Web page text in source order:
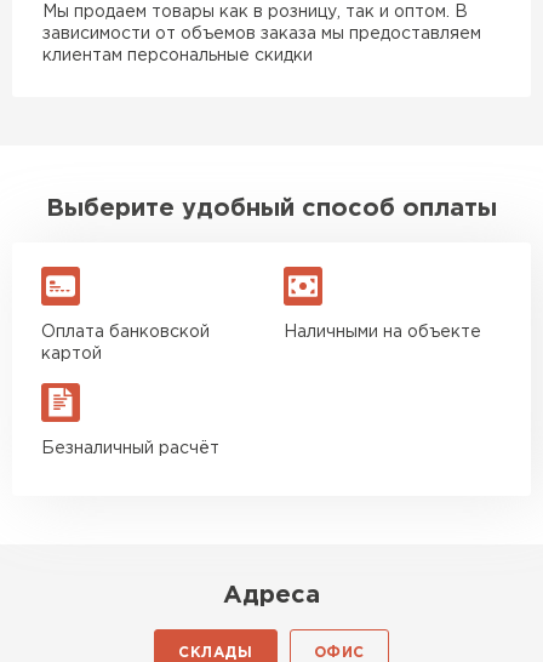
Мы продаем товары как в розницу, так и оптом. В
зависимости от объемов заказа мы предоставляем
клиентам персональные скидки
Выберите удобный способ оплаты
Оплата банковской
картой
Наличными на объекте
Безналичный расчёт
Адреса
СКЛАДЫ ОФИС